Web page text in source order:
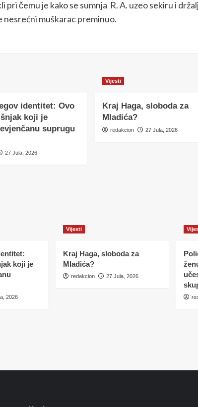
pri čemu je kako se sumnja R. A. uzeo sekiru i
nesrećni muškarac preminuo.
identitet: Ovo
koji je
suprugu
27 Jula, 2026
Vijesti
Kraj Haga, sloboda za
Mladića?
redakcion 27 Jula, 2026
koji je
2026
Vijesti
Kraj Haga, sloboda za
Mladića?
redakcion 27 Jula, 2026